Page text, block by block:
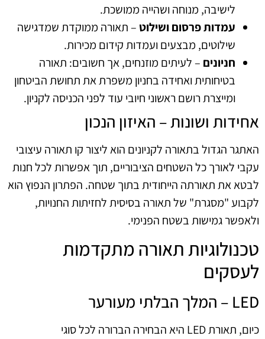
לישיבה, מנוחה ושהייה ממושכת.
עמדות פרסום ושילוט– תאורה ממוקדת שמדגישה
שילוטים, מבצעים ועמדות קידום מכירות.
חניונים – לעיתים מוזנחים, אך חשובים: תאורה
בטיחותית ואחידה בחניון משפרת את תחושת הביטחון
ומייצרת רושם ראשוני חיובי עוד לפני הכניסה לקניון.
אחידות ושונות – האיזון הנכון
האתגר הגדול בתאורה לקניונים הוא ליצור קו תאורה עיצובי
עקבי לאורך כל השטחים הציבוריים, תוך אפשרות לכל חנות
לבטא את תאורתה הייחודית בתוך שטחה. הפתרון הנפוץ הוא
לקבוע "מסגרת" של תאורה בסיסית לחזיתות החנויות,
ולאפשר גמישות בשטח הפנימי.
טכנולוגיות תאורה מתקדמות
לעסקים
LED – המלך הבלתי מעורער
כיום, תאורת LED היא הבחירה הברורה לכל סוגי